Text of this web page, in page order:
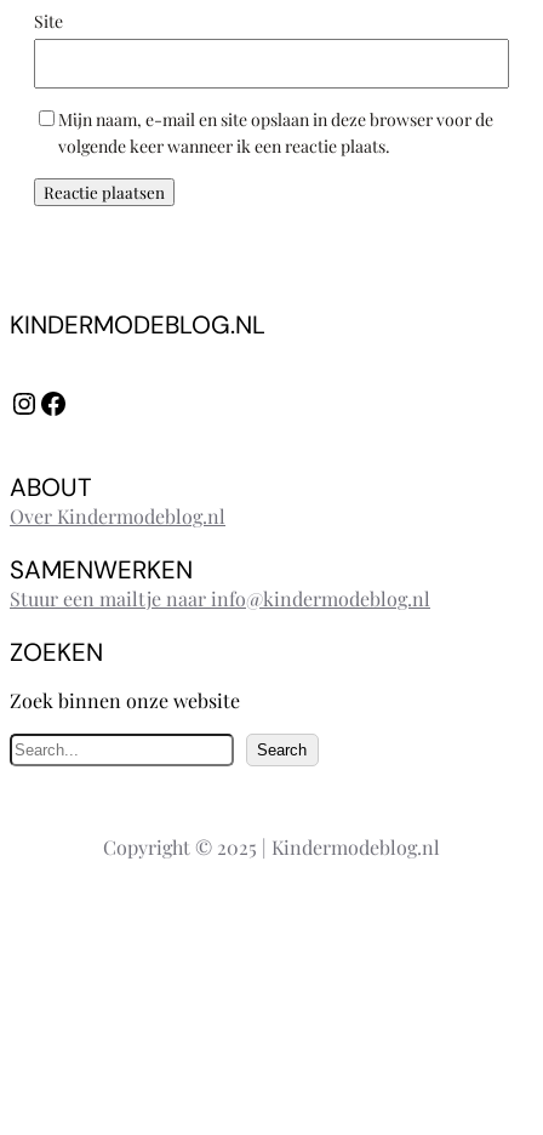
Site
Mijn naam, e-mail en site opslaan in deze browser voor de
volgende keer wanneer ik een reactie plaats.
KINDERMODEBLOG.NL
InstagramFacebook
ABOUT
Over Kindermodeblog.nl
SAMENWERKEN
Stuur een mailtje naar info@kindermodeblog.nl
ZOEKEN
Zoek binnen onze website
Z
o
e
Search
Copyright © 2025 | Kindermodeblog.nl